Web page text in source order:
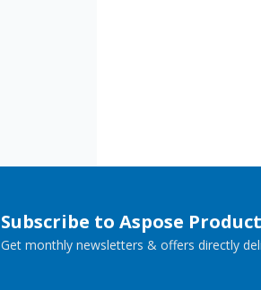
Subscribe to Aspose
Get monthly newsletters & offers directly